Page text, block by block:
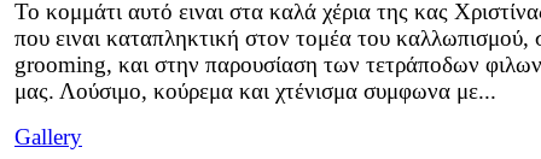
Το κομμάτι αυτό ειναι στα καλά χέρια της κας
που ειναι καταπληκτική στον τομέα του καλλωπισμού,
grooming, και στην παρουσίαση των τετράποδων φιλων
μας. Λούσιμο, κούρεμα και χτένισμα συμφωνα με...
Gallery